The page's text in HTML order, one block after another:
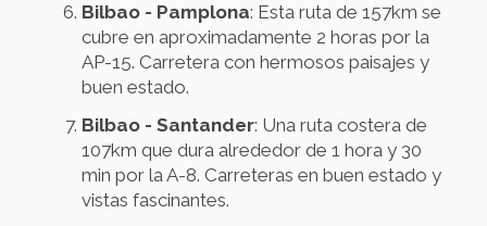
Bilbao - Pamplona: Esta ruta de 157km se
cubre en aproximadamente 2 horas por la
AP-15. Carretera con hermosos paisajes y
buen estado.
Bilbao - Santander: Una ruta costera de
107km que dura alrededor de 1 hora y 30
min por la A-8. Carreteras en buen estado y
vistas fascinantes.